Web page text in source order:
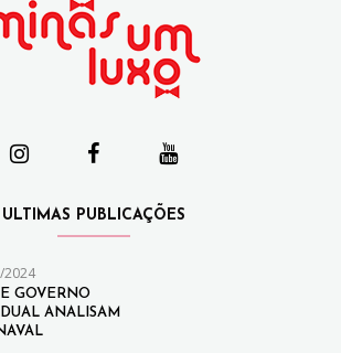
ULTIMAS PUBLICAÇÕES
2024
GOVERNO
ANALISAM